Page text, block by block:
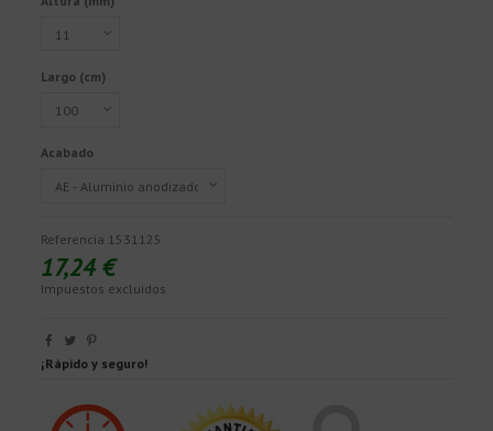
Largo (cm)
Acabado
Referencia 1531125
17,24 €
Impuestos excluidos
¡Rápido y seguro!